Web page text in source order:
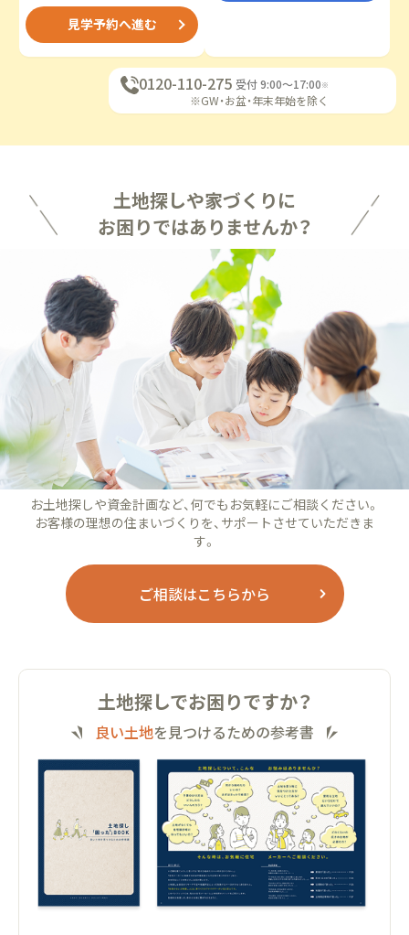
見学予約へ進む
0120-110-275 受付 9:00〜17:00※
※GW・お盆・年末年始を除く
土地探しや家づくりに
お困りではありませんか？
お土地探しや資金計画など、何でもお気軽にご相談ください。
お客様の理想の住まいづくりを、サポートさせていただきま
す。
ご相談はこちらから
土地探しでお困りですか？
良い土地を見つけるための参考書